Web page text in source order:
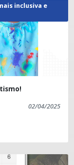
inclusiva e
02/04/2025